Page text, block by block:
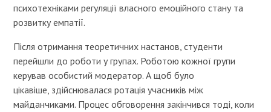
психотехніками регуляції власного емоційного стану та
розвитку емпатії.
Після отримання теоретичних настанов, студенти
перейшли до роботи у групах. Роботою кожної групи
керував особистий модератор. А щоб було
цікавіше, здійснювалася ротація учасників між
майданчиками. Процес обговорення закінчився тоді, коли